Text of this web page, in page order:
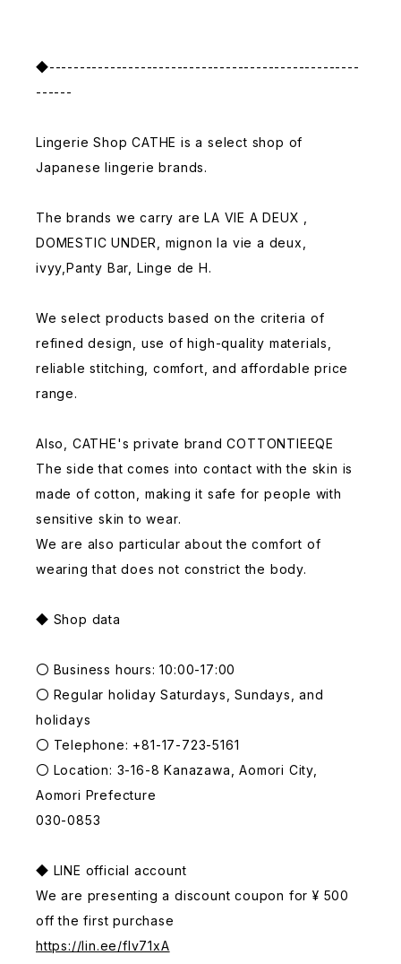
◆---------------------------------------------------
------
Lingerie Shop CATHE is a select shop of
Japanese lingerie brands.
The brands we carry are LA VIE A DEUX ,
DOMESTIC UNDER, mignon la vie a deux,
ivyy,Panty Bar, Linge de H.
We select products based on the criteria of
refined design, use of high-quality materials,
reliable stitching, comfort, and affordable price
range.
Also, CATHE's private brand COTTONTIEEQE
The side that comes into contact with the skin is
made of cotton, making it safe for people with
sensitive skin to wear.
We are also particular about the comfort of
wearing that does not constrict the body.
◆ Shop data
〇 Business hours: 10:00-17:00
〇 Regular holiday Saturdays, Sundays, and
holidays
〇 Telephone: +81-17-723-5161
〇 Location: 3-16-8 Kanazawa, Aomori City,
Aomori Prefecture
030-0853
◆ LINE official account
We are presenting a discount coupon for ¥ 500
off the first purchase
https://lin.ee/fIv71xA